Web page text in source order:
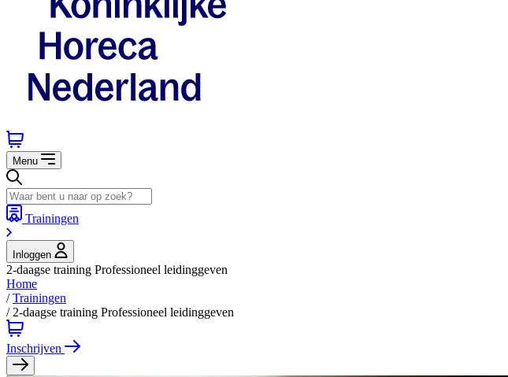
Menu
Trainingen
Inloggen
2-daagse training Professioneel leidinggeven
Home
/Trainingen
/ 2-daagse training Professioneel leidinggeven
Inschrijven